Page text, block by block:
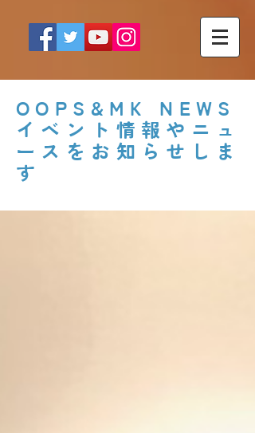
OOPS&MK NEWS
イベント情報やニュ
ースをお知らせしま
す